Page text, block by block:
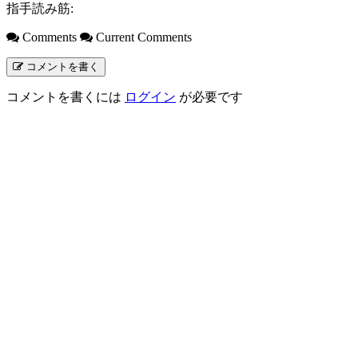
指手読み筋:
Comments Current Comments
コメントを書く
コメントを書くには ログイン が必要です